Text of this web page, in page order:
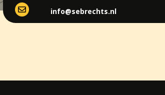
info@sebrechts.nl